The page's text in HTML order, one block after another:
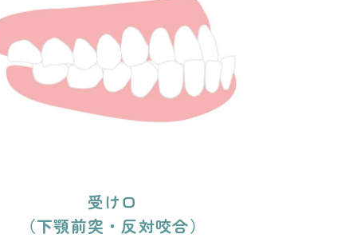
受け口
（下顎前突・反対咬合）